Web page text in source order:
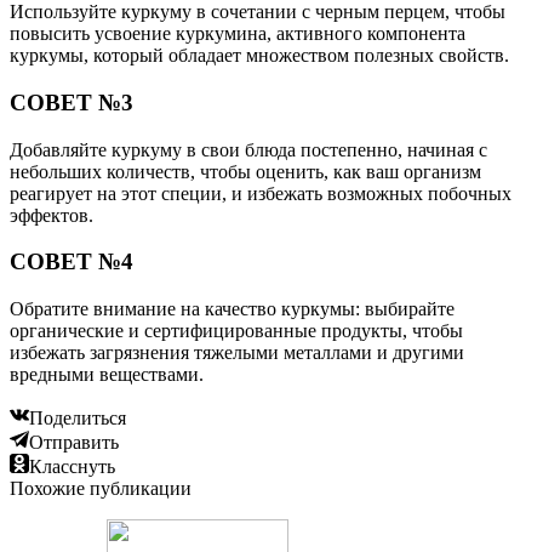
Используйте куркуму в сочетании с черным перцем, чтобы
повысить усвоение куркумина, активного компонента
куркумы, который обладает множеством полезных свойств.
СОВЕТ №3
Добавляйте куркуму в свои блюда постепенно, начиная с
небольших количеств, чтобы оценить, как ваш организм
реагирует на этот специи, и избежать возможных побочных
эффектов.
СОВЕТ №4
Обратите внимание на качество куркумы: выбирайте
органические и сертифицированные продукты, чтобы
избежать загрязнения тяжелыми металлами и другими
вредными веществами.
Поделиться
Отправить
Класснуть
Похожие публикации